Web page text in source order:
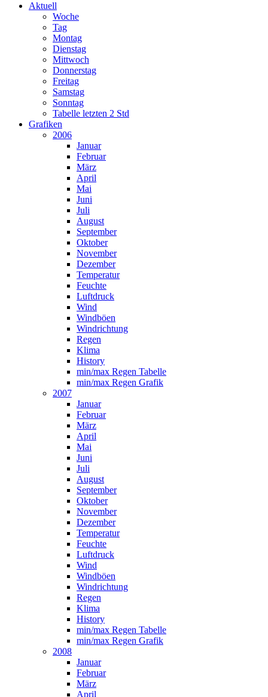
Aktuell
Woche
Tag
Montag
Dienstag
Mittwoch
Donnerstag
Freitag
Samstag
Sonntag
Tabelle letzten 2 Std
Grafiken
2006
Januar
Februar
März
April
Mai
Juni
Juli
August
September
Oktober
November
Dezember
Temperatur
Feuchte
Luftdruck
Wind
Windböen
Windrichtung
Regen
Klima
History
min/max Regen Tabelle
min/max Regen Grafik
2007
Januar
Februar
März
April
Mai
Juni
Juli
August
September
Oktober
November
Dezember
Temperatur
Feuchte
Luftdruck
Wind
Windböen
Windrichtung
Regen
Klima
History
min/max Regen Tabelle
min/max Regen Grafik
2008
Januar
Februar
März
April